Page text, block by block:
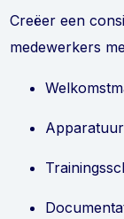
Creëer een
medewerkers